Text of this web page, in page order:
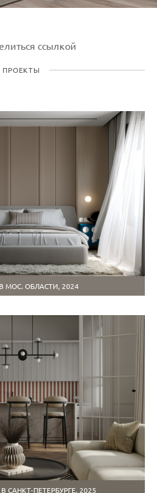
ссылкой
ПРОЕКТЫ
МОС. ОБЛАСТИ, 2024
САНКТ-ПЕТЕРБУРГЕ, 2025